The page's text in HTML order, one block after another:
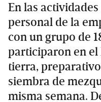
En las
personal de la
con un grupo de
participaron en el
tierra,
siembra de
misma semana.